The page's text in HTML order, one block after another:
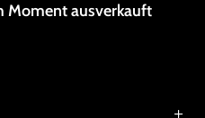
Moment ausverkauft